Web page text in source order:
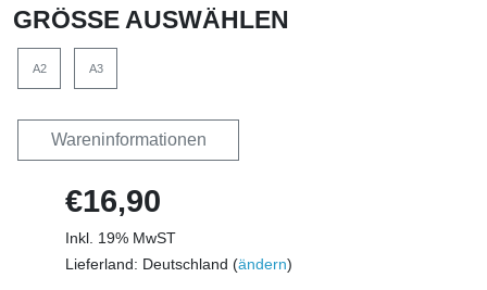
GRÖSSE AUSWÄHLEN
A2 A3
Wareninformationen
€16,90
Inkl. 19% MwST
Lieferland: Deutschland (ändern)